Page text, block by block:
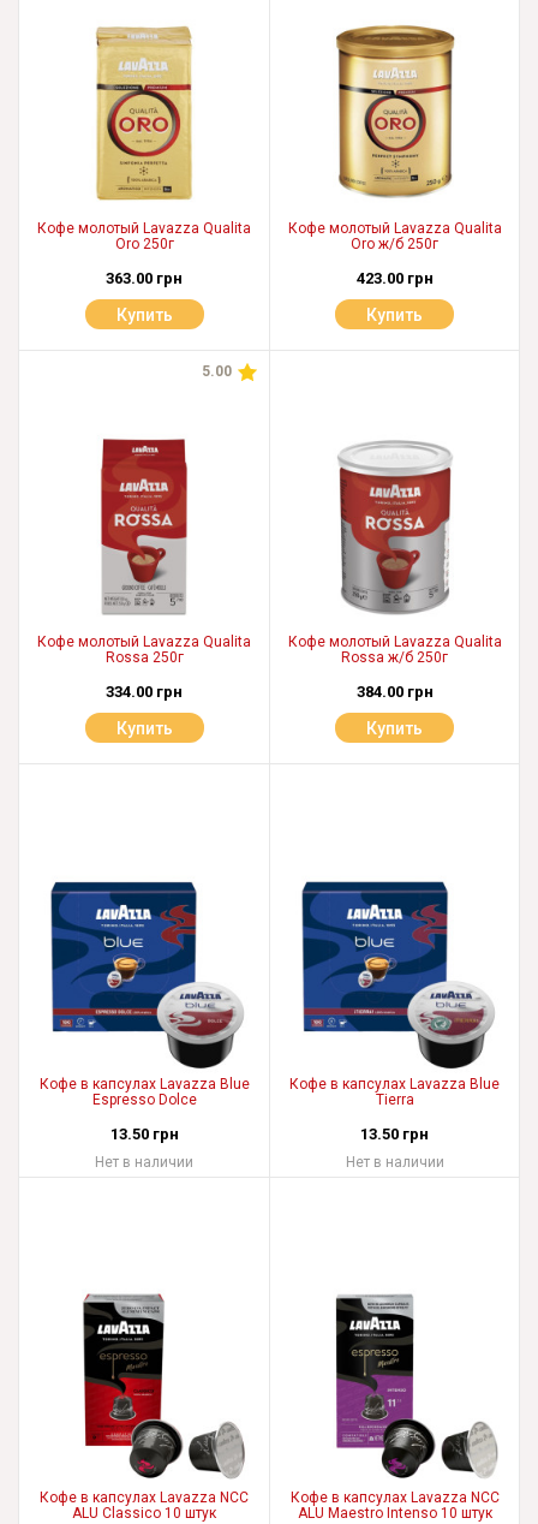
Кофе молотый Lavazza Qualita
Oro 250г
363.00 грн
Купить
Кофе молотый Lavazza Qualita
Oro ж/б 250г
423.00 грн
Купить
5.00
Кофе молотый Lavazza Qualita
Rossa 250г
334.00 грн
Купить
Кофе молотый Lavazza Qualita
Rossa ж/б 250г
384.00 грн
Купить
Кофе в капсулах Lavazza Blue
Espresso Dolce
13.50 грн
Нет в наличии
Кофе в капсулах Lavazza Blue
Tierra
13.50 грн
Нет в наличии
Кофе в капсулах Lavazza NCC
ALU Classico 10 штук
Кофе в капсулах Lavazza NCC
ALU Maestro Intenso 10 штук